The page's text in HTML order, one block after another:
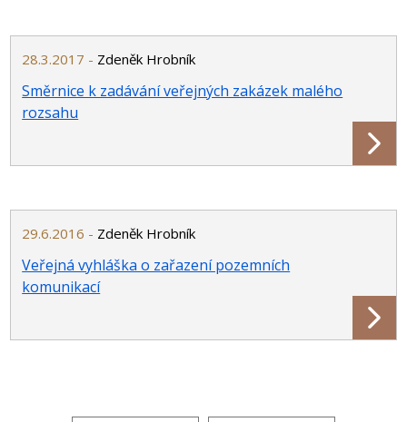
Směrnice k zadávání veřejných zakázek malého
rozsahu
28.3.2017 - Zdeněk Hrobník
Veřejná vyhláška o zařazení pozemních
komunikací
29.6.2016 - Zdeněk Hrobník